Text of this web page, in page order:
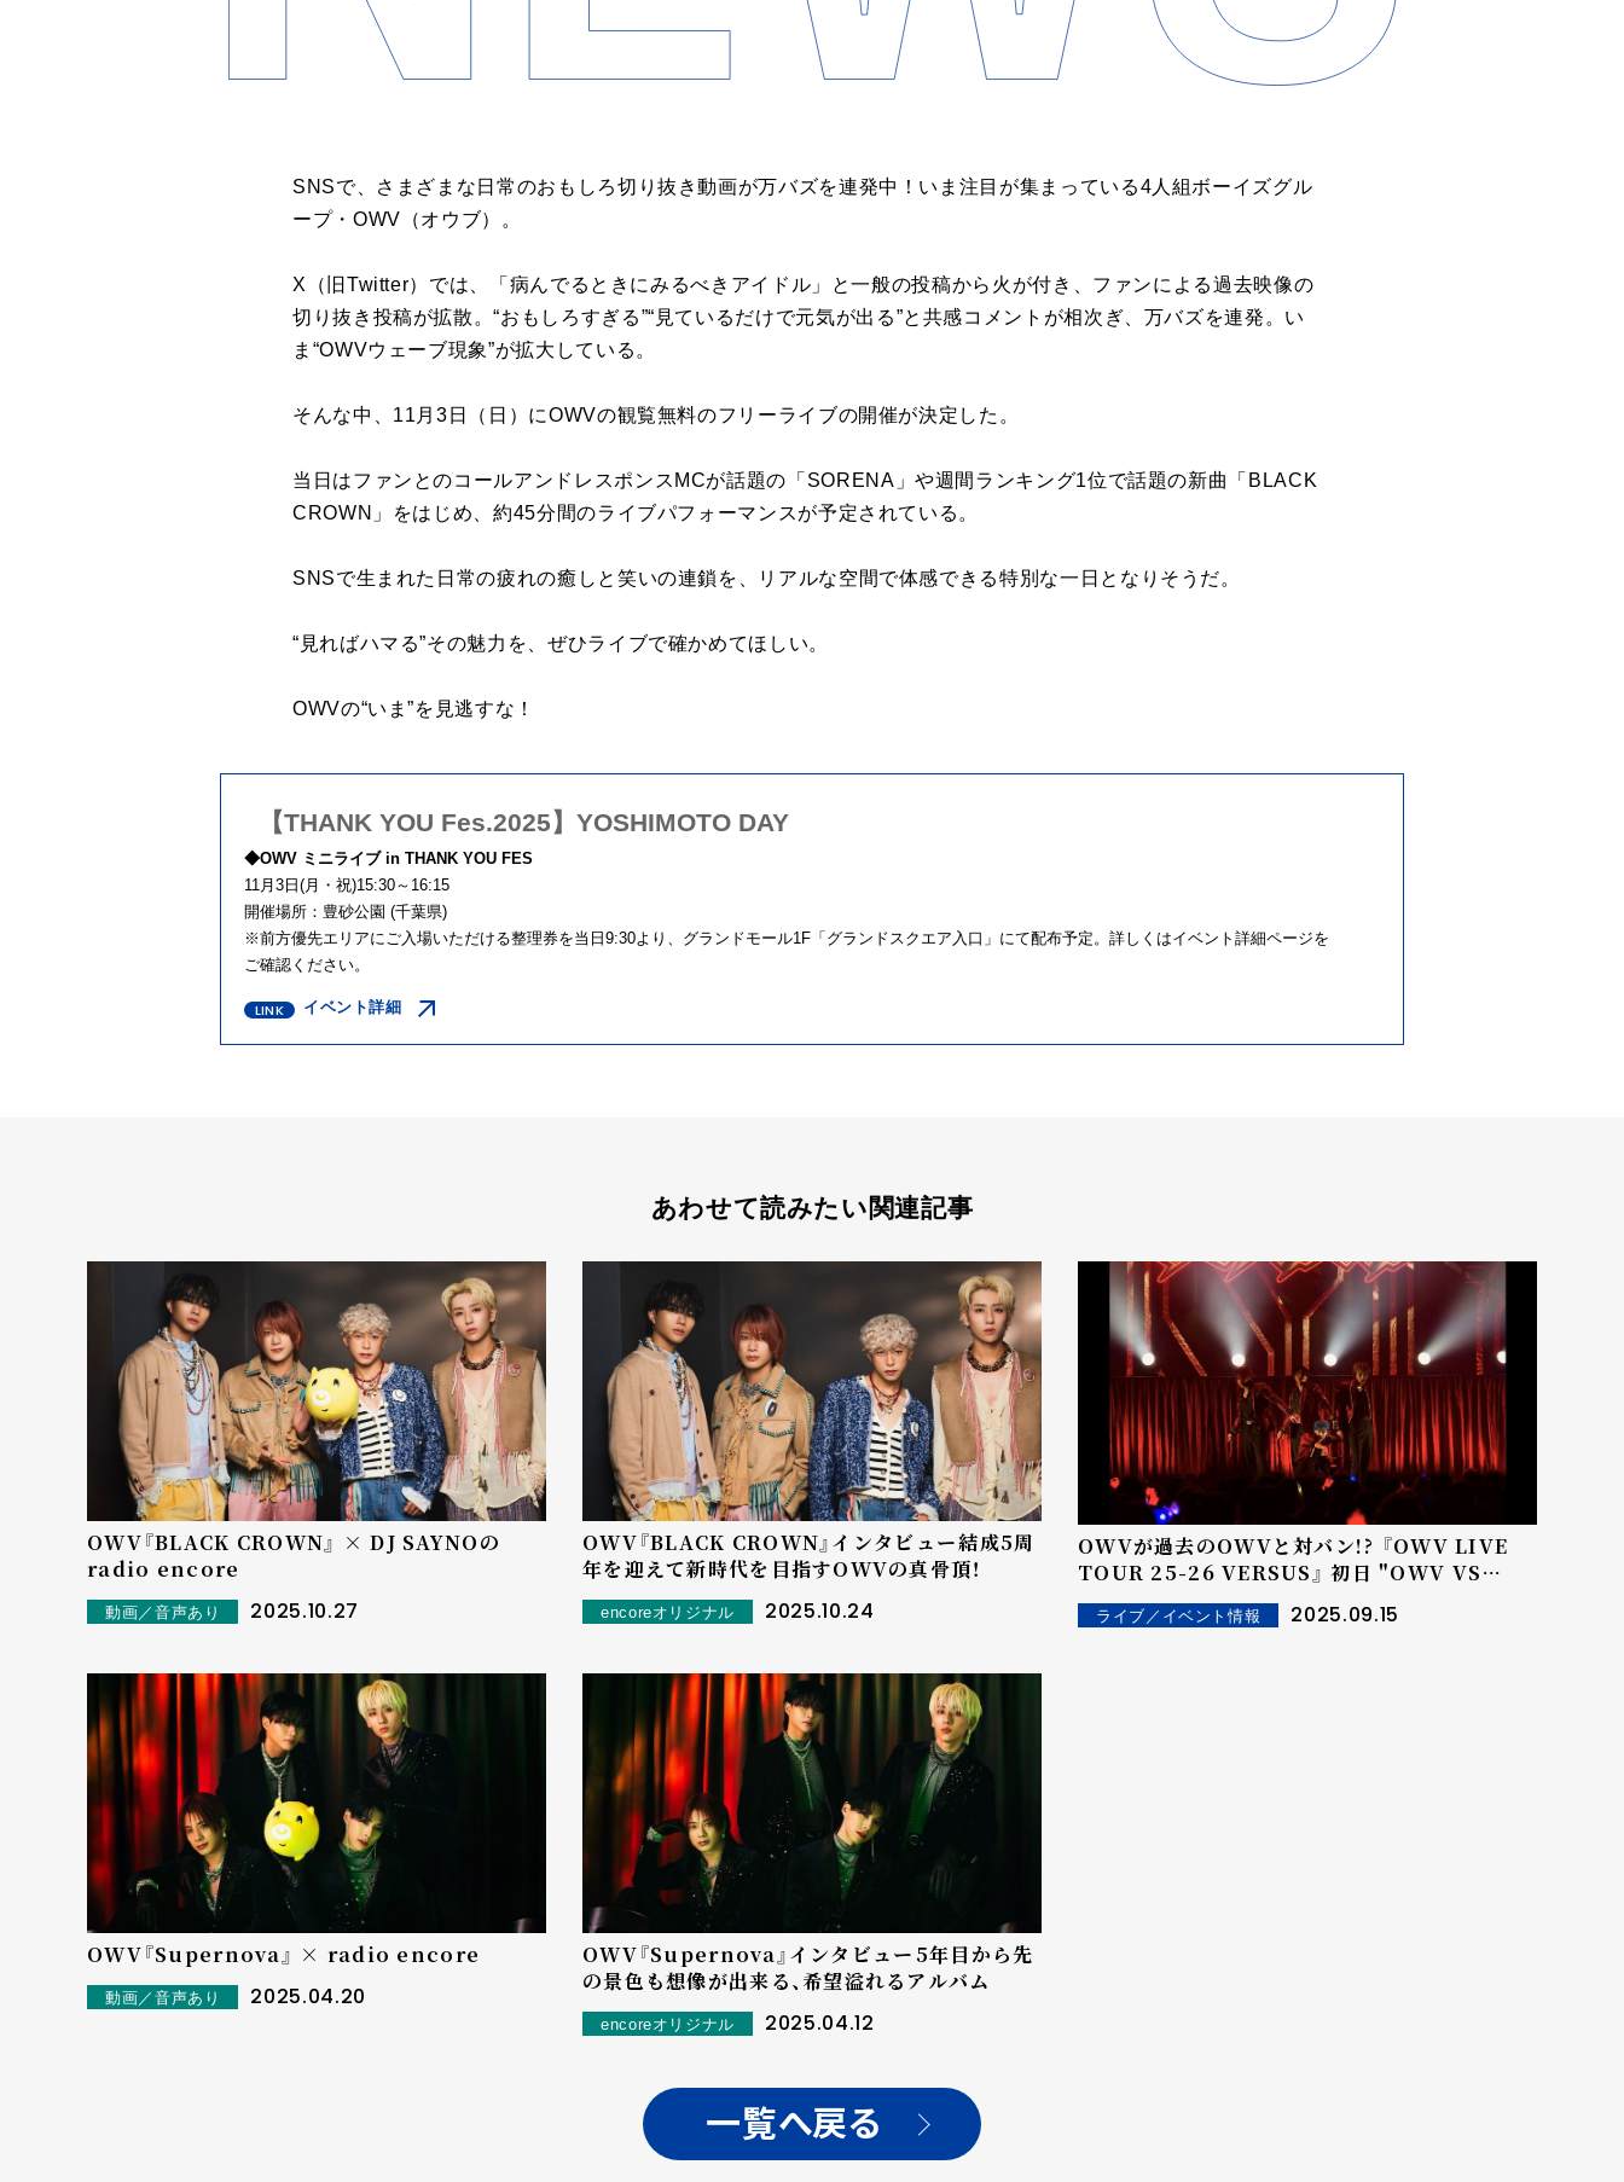
SNSで、さまざまな日常のおもしろ切り抜き動画が万バズを連発中！いま注目が集まっている4人組ボーイズグル
ープ・ OWV （オウブ）。
X（旧 Twitter）では、「病んでるときにみるべきアイドル」と一般の投稿から火が付き、ファンによる過去映像の
切り抜き投稿が拡散。“おもしろすぎる”“ 見ているだけで元気が出る”と共感コメントが相次ぎ、万バズを連発。い
ま “OWVウェーブ現象”が拡大している。
そんな中、 11 月3 日（日）にOWVの観覧無料のフリーライブの開催が決定した。
当日はファンとのコールアンドレスポンス MCが話題の「 SORENA 」や週間ランキング1位で話題の新曲「 BLACK
CROWN 」をはじめ、約45分間のライブパフォーマンスが予定されている。
SNSで生まれた日常の疲れの癒しと笑いの連鎖を、リアルな空間で体感できる特別な一日となりそうだ。
“見ればハマる”その魅力を、ぜひライブで確かめてほしい。
OWVの“いま”を見逃すな！
【THANK YOU Fes.2025】YOSHIMOTO DAY
◆OWV ミニライブin THANK YOU FES
11月 3 日 (月・祝)15:30～ 16:15
開催場所：豊砂公園 (千葉県)
※前方優先エリアにご入場いただける整理券を当日 9:30より、グランドモール1F 「グランドスクエア入口」にて配布予定。詳しくはイベント詳細ページを
ご確認ください。
イベント詳細
あわせて読みたい関連記事
OWV『BLACK CROWN』 × DJ SAYNOの
radio encore
動画／音声あり 2025.10.27
OWV『BLACK CROWN』インタビュー――結成5周
年を迎えて新時代を目指すOWVの真骨頂！
encoreオリジナル 2025.10.24
OWVが過去のOWVと対バン!? 『OWV LIVE
TOUR 25-26 VERSUS』 初日 "OWV VS
OWV" オフィシャルライブレポート
ライブ／イベント情報 2025.09.15
OWV『Supernova』 × radio encore
動画／音声あり 2025.04.20
OWV『Supernova』インタビュー――5年目から先
の景色も想像が出来る、希望溢れるアルバム
encoreオリジナル 2025.04.12
一覧へ戻る